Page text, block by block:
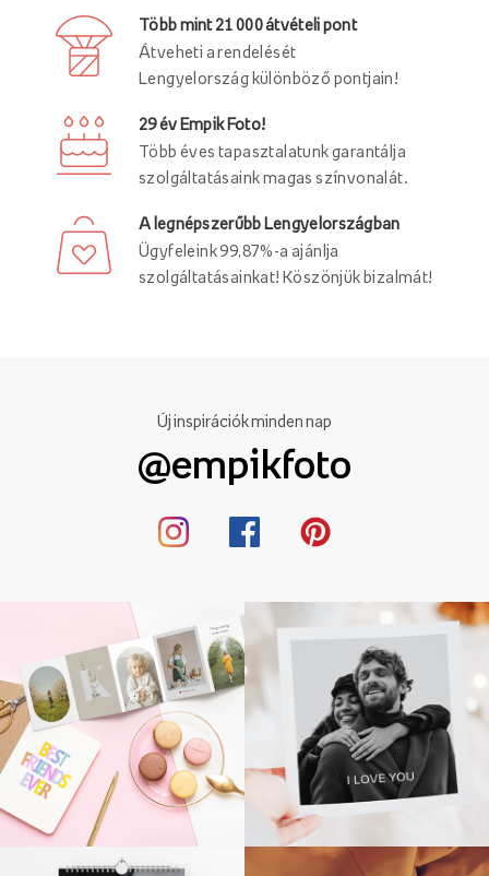
Több mint 21 000 átvételi pont
Átveheti a rendelését
Lengyelország különböző pontjain!
29 év Empik Foto!
Több éves tapasztalatunk garantálja
szolgáltatásaink magas színvonalát.
A legnépszerűbb Lengyelországban
Ügyfeleink 99,87%-a ajánlja
szolgáltatásainkat! Köszönjük bizalmát!
Új inspirációk minden nap
@empikfoto